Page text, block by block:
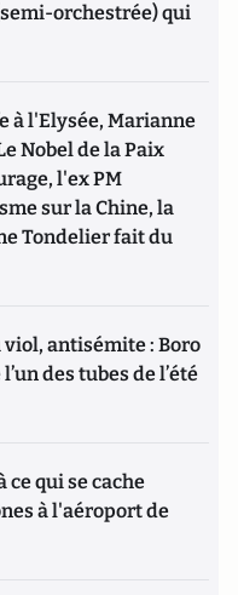
orchestrée) qui
à l'Elysée, Marianne
Nobel de la Paix
l'ex PM
sur la Chine, la
Tondelier fait du
antisémite : Boro
des tubes de l’été
ce qui se cache
à l'aéroport de